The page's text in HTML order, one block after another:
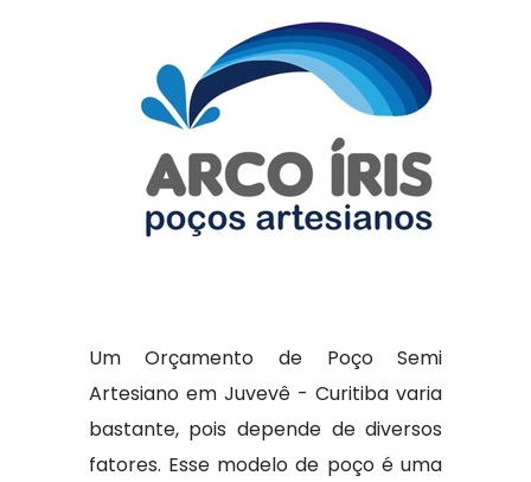
Um Orçamento de Poço Semi
Artesiano em Juvevê - Curitiba varia
bastante, pois depende de diversos
fatores. Esse modelo de poço é uma